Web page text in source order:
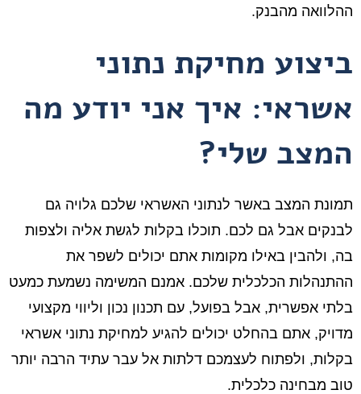
ההלוואה מהבנק.
ביצוע מחיקת נתוני
אשראי: איך אני יודע מה
המצב שלי?
תמונת המצב באשר לנתוני האשראי שלכם גלויה גם
לבנקים אבל גם לכם. תוכלו בקלות לגשת אליה ולצפות
בה, ולהבין באילו מקומות אתם יכולים לשפר את
ההתנהלות הכלכלית שלכם. אמנם המשימה נשמעת כמעט
בלתי אפשרית, אבל בפועל, עם תכנון נכון וליווי מקצועי
מדויק, אתם בהחלט יכולים להגיע למחיקת נתוני אשראי
בקלות, ולפתוח לעצמכם דלתות אל עבר עתיד הרבה יותר
טוב מבחינה כלכלית.